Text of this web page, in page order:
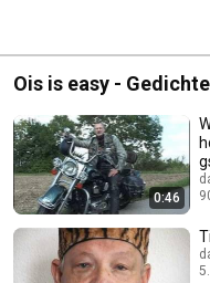
Ois is easy -
0:46